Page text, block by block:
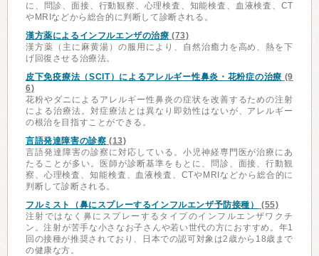
に、問診、面接、行動観察、心理検査、知能検査、血液検査、CT
やMRIなどから総合的に判断して診断される。
漢方薬によるインフルエンザの治療 (73)
漢方薬（主に麻黄湯）の服用により、自然治癒力を高め、熱を下
げ回復させる治療法。
皮下免疫療法（SCIT）によるアレルギー性鼻炎・花粉症の治療 (9
6)
花粉やダニによるアレルギー性鼻炎の症状を改善するための注射
による治療法。対症療法とは異なり即効性はないが、アレルギー
の根治を目指すことができる。
言語発達障害の診察 (13)
言語発達障害の診察に対応している。小児神経専門医が治療にあ
たることが多い。医師が診断基準をもとに、問診、面接、行動観
察、心理検査、知能検査、血液検査、CTやMRIなどから総合的に
判断して診断される。
フルミスト（鼻にスプレーするインフルエンザ予防接種）
(55)
注射ではなく鼻にスプレーするタイプのインフルエンザワクチ
ン。注射が苦手な小さなお子さんや若い世代の方におすすめ。年1
回の接種が推奨されており、日本での認可対象は2歳から18歳まで
の健康な方。